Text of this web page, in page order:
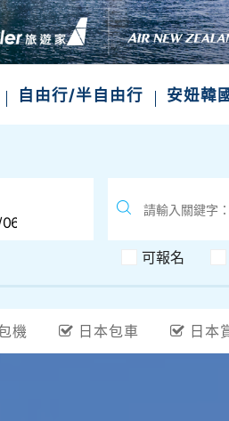
自由行/半自由行 安妞韓
可報名
機 日本包車 日本